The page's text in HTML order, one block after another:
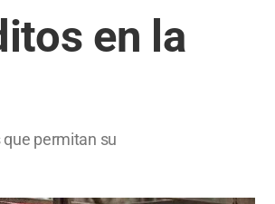
en la
permitan su